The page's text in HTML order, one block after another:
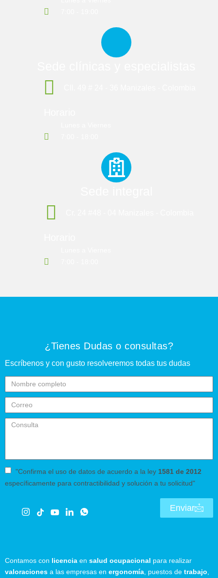
¿Tienes Dudas o consultas?
Escríbenos y con gusto resolveremos todas tus dudas
"Confirma el uso de datos de acuerdo a la ley 1581 de 2012
específicamente para contractibilidad y solución a tu solicitud"
Enviar
Contamos con licencia en salud ocupacional para realizar
valoraciones a las empresas en ergonomía, puestos de trabajo,